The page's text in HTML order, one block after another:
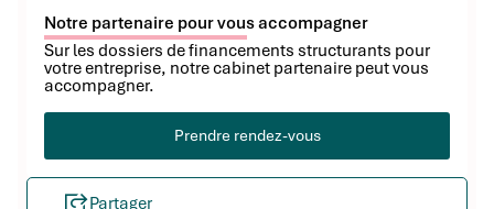
Notre partenaire pour vous accompagner
Sur les dossiers de financements structurants pour
votre entreprise, notre cabinet partenaire peut vous
accompagner.
Prendre rendez-vous
Partager